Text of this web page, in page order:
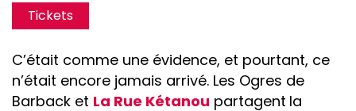
Tickets
C’était comme une évidence, et pourtant, ce
n’était encore jamais arrivé. Les Ogres de
Barback et La Rue Kétanou partagent la